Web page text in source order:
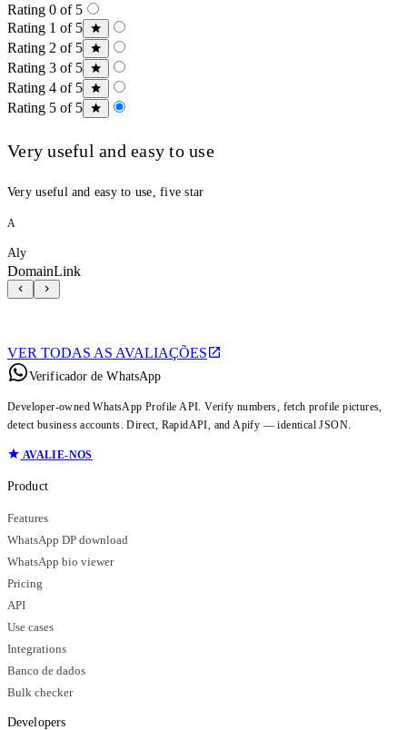
Rating 0 of 5
Rating 1 of 5
Rating 2 of 5
Rating 3 of 5
Rating 4 of 5
Rating 5 of 5
Very useful and easy to use
Very useful and easy to use, five star
A
Aly
DomainLink
VER TODAS AS AVALIAÇÕES
Verificador de WhatsApp
Developer-owned WhatsApp Profile API. Verify numbers, fetch profile pictures,
detect business accounts. Direct, RapidAPI, and Apify — identical JSON.
AVALIE-NOS
Product
Features
WhatsApp DP download
WhatsApp bio viewer
Pricing
API
Use cases
Integrations
Banco de dados
Bulk checker
Developers